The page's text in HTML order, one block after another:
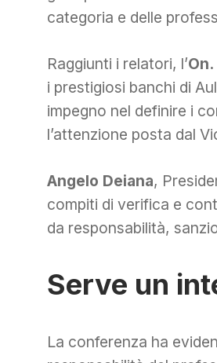
categoria e delle
Raggiunti i relatori, l’
i prestigiosi banchi di
impegno nel definire i
l’attenzione posta dal
Angelo Deiana,
compiti di verifica e
da responsabilità,
Serve un
La conferenza ha